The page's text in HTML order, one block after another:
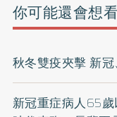
你可能還會想看
秋冬雙疫夾擊 新
新冠重症病人65